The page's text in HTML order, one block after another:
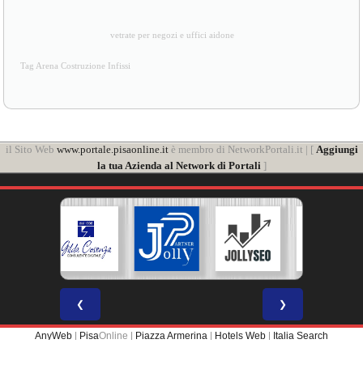
vetrate per negozi e uffici aidone
Tag Arena Costruzione Infissi
il Sito Web www.portale.pisaonline.itè membro di NetworkPortali.it | [ Aggiungi
la tua Azienda al Network di Portali ]
❮ ❯
AnyWeb | PisaOnline | Piazza Armerina | Hotels Web | Italia Search